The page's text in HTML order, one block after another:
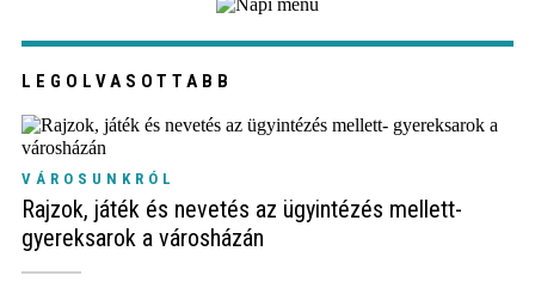
LEGOLVASOTTABB
VÁROSUNKRÓL
Rajzok, játék és nevetés az ügyintézés mellett-
gyereksarok a városházán